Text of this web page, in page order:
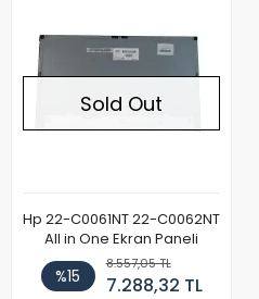
Sold Out
Hp 22-C0061NT 22-C0062NT
All in One Ekran Paneli
%15
8.557,05 TL
7.288,32 TL